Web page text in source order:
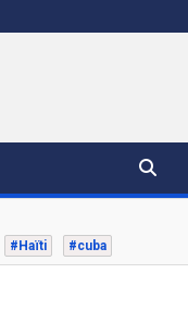
#Haïti #cuba